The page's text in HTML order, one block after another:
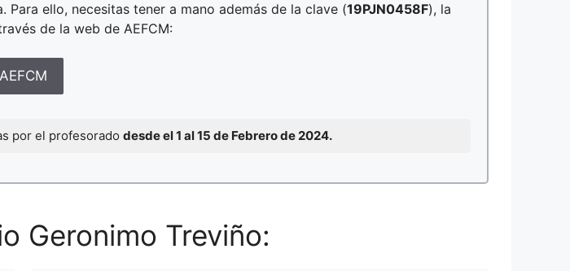
ello, necesitas tener a mano además de la clave (19PJN0458F), la
de la web de AEFCM:
AEFCM
por el profesorado desde el 1 al 15 de Febrero de 2024.
Geronimo Treviño: